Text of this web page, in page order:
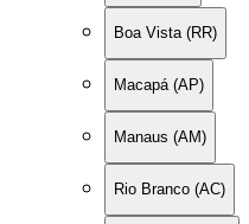
Boa Vista (RR)
Macapá (AP)
Manaus (AM)
Rio Branco (AC)